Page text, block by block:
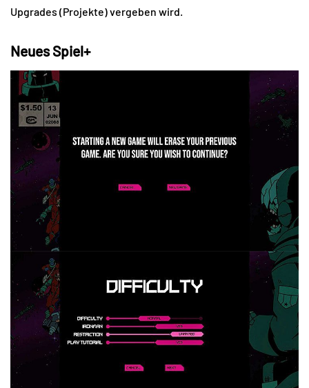
Upgrades (Projekte) vergeben wird.
Neues Spiel+